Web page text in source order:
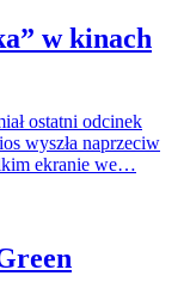
w kinach
ostatni odcinek
wyszła naprzeciw
ekranie we…